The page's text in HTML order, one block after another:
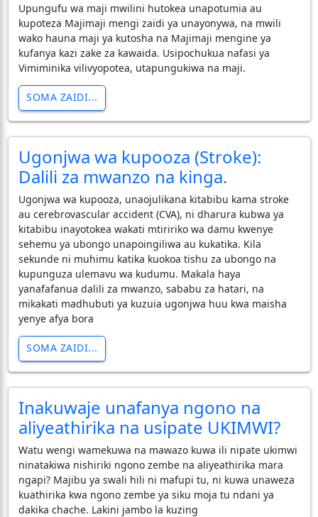
Upungufu wa maji mwilini hutokea unapotumia au
kupoteza Majimaji mengi zaidi ya unayonywa, na mwili
wako hauna maji ya kutosha na Majimaji mengine ya
kufanya kazi zake za kawaida. Usipochukua nafasi ya
Vimiminika vilivyopotea, utapungukiwa na maji.
SOMA ZAIDI...
Ugonjwa wa kupooza (Stroke):
Dalili za mwanzo na kinga.
​Ugonjwa wa kupooza, unaojulikana kitabibu kama stroke
au cerebrovascular accident (CVA), ni dharura kubwa ya
kitabibu inayotokea wakati mtiririko wa damu kwenye
sehemu ya ubongo unapoingiliwa au kukatika. Kila
sekunde ni muhimu katika kuokoa tishu za ubongo na
kupunguza ulemavu wa kudumu. Makala haya
yanafafanua dalili za mwanzo, sababu za hatari, na
mikakati madhubuti ya kuzuia ugonjwa huu kwa maisha
yenye afya bora
SOMA ZAIDI...
Inakuwaje unafanya ngono na
aliyeathirika na usipate UKIMWI?
Watu wengi wamekuwa na mawazo kuwa ili nipate ukimwi
ninatakiwa nishiriki ngono zembe na aliyeathirika mara
ngapi? Majibu ya swali hili ni mafupi tu, ni kuwa unaweza
kuathirika kwa ngono zembe ya siku moja tu ndani ya
dakika chache. Lakini jambo la kuzing